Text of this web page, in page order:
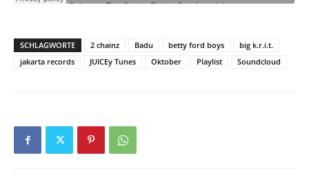
SCHLAGWORTE 2 chainz Badu betty ford boys
big k.r.i.t.
jakarta records
JUICEy Tunes Oktober Playlist Soundcloud